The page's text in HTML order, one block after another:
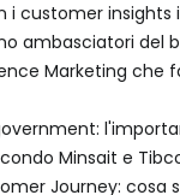
i customer insights
ambasciatori del
Marketing che
Minsait e
Journey: cosa